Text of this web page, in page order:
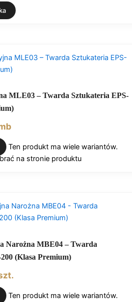
MLE03 – Twarda Sztukateria EPS-
Ten produkt ma wiele wariantów.
na stronie produktu
Narożna MBE04 – Twarda
(Klasa Premium)
Ten produkt ma wiele wariantów.